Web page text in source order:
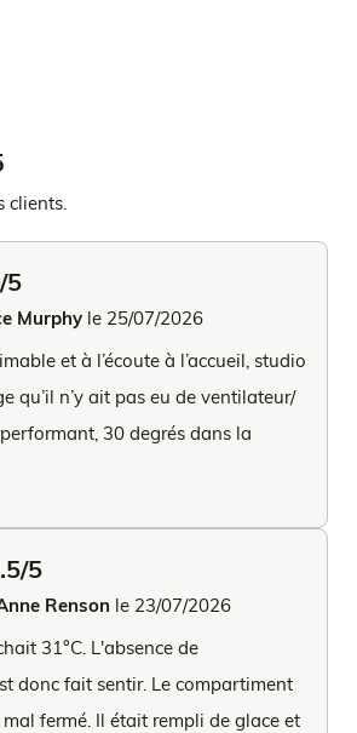
clients.
5
Murphy le 25/07/2026
et à l’écoute à l’accueil, studio
qu’il n’y ait pas eu de ventilateur/
30 degrés dans la
5
Renson le 23/07/2026
31°C. L'absence de
donc fait sentir. Le compartiment
fermé. Il était rempli de glace et